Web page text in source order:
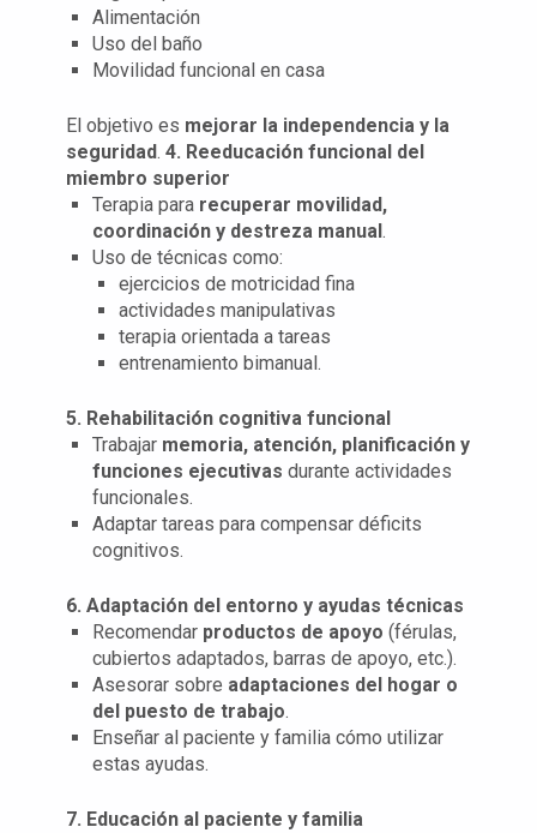
Alimentación
Uso del baño
Movilidad funcional en casa
El objetivo es mejorar la independencia y la
seguridad. 4. Reeducación funcional del
miembro superior
Terapia para recuperar movilidad,
coordinación y destreza manual .
Uso de técnicas como:
ejercicios de motricidad fina
actividades manipulativas
terapia orientada a tareas
entrenamiento bimanual.
5. Rehabilitación cognitiva funcional
Trabajar memoria, atención, planificación y
funciones ejecutivas durante actividades
funcionales.
Adaptar tareas para compensar déficits
cognitivos.
6. Adaptación del entorno y ayudas técnicas
Recomendar productos de apoyo (férulas,
cubiertos adaptados, barras de apoyo, etc.).
Asesorar sobre adaptaciones del hogar o
del puesto de trabajo.
Enseñar al paciente y familia cómo utilizar
estas ayudas.
7. Educación al paciente y familia